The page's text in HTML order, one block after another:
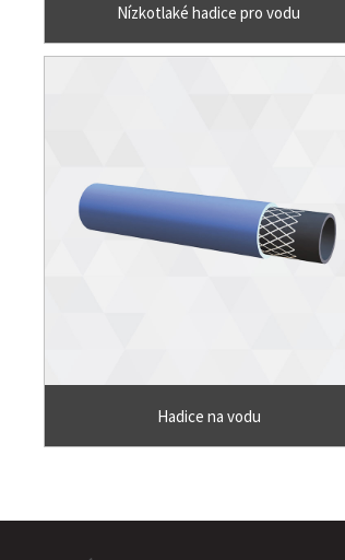
Nízkotlaké hadice pro vodu
Hadice na vodu